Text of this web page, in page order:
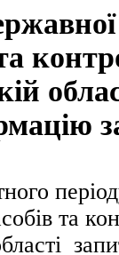
та
та